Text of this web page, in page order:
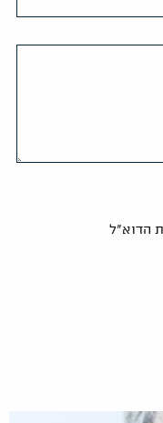
הדוא"ל